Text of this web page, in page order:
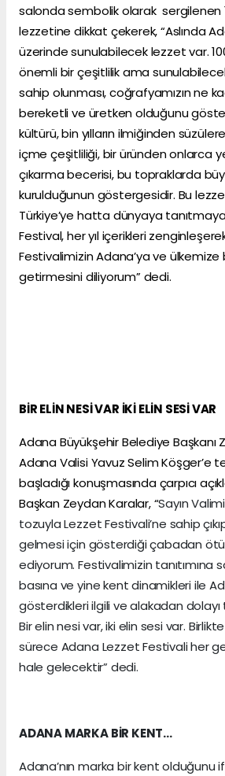
salonda sembolik olarak sergilenen
lezzetine dikkat çekerek, “Aslında
üzerinde sunulabilecek lezzet var.
önemli bir çeşitlilik ama
sahip olunması, coğrafyamızın ne
bereketli ve üretken olduğunu
kültürü, bin yılların ilmiğinden
içme çeşitliliği, bir üründen onlarca
çıkarma becerisi, bu topraklarda
kurulduğunun göstergesidir. Bu
Türkiye’ye hatta dünyaya tanıtmaya
Festival, her yıl içerikleri
Festivalimizin Adana’ya ve
getirmesini diliyorum” dedi.
BİR ELİN NESİ VAR İKİ ELİN SESİ VAR
Adana Büyükşehir Belediye Başkanı
Adana Valisi Yavuz Selim Köşger’e
başladığı konuşmasında çarpıcı
Başkan Zeydan Karalar, “Sayın
tozuyla Lezzet Festivali’ne sahip
gelmesi için gösterdiği çabadan
ediyorum. Festivalimizin tanıtımına
basına ve yine kent dinamikleri ile
gösterdikleri ilgili ve alakadan
Bir elin nesi var, iki elin sesi var.
sürece Adana Lezzet Festivali her
hale gelecektir” dedi.
ADANA MARKA BİR KENT…
Adana’nın marka bir kent olduğunu